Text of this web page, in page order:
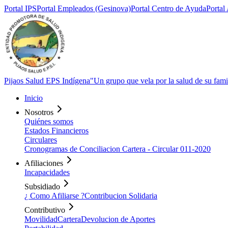
Portal IPSPortal Empleados (Gesinova)Portal Centro de AyudaPortal
Pijaos Salud EPS Indígena"Un grupo que vela por la salud de su
Inicio
Nosotros
Quiénes somos
Estados Financieros
Circulares
Cronogramas de Conciliacion Cartera - Circular 011-2020
Afiliaciones
Incapacidades
Subsidiado
¿ Como Afiliarse ?Contribucion Solidaria
Contributivo
MovilidadCarteraDevolucion de Aportes